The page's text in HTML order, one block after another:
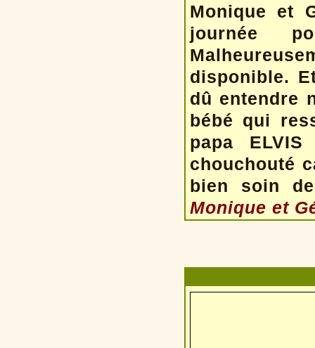
Monique et
journée
disponible.
dû entendre
bébé qui
papa
chouchouté
bien soin
Monique et